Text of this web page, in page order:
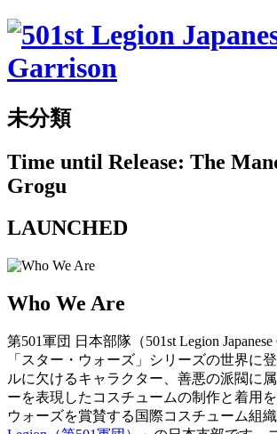
未分類
Time until Release: The
Grogu
LAUNCHED
Who We Are
第501軍団 日本部隊（501st Legion Japanese
「スター・ウォーズ」シリーズの世界に
ルに欠けるキャラクター、善悪の派閥に
ーを表現したコスチュームの制作と着用
ウォーズを賞賛する国際コスチューム組織